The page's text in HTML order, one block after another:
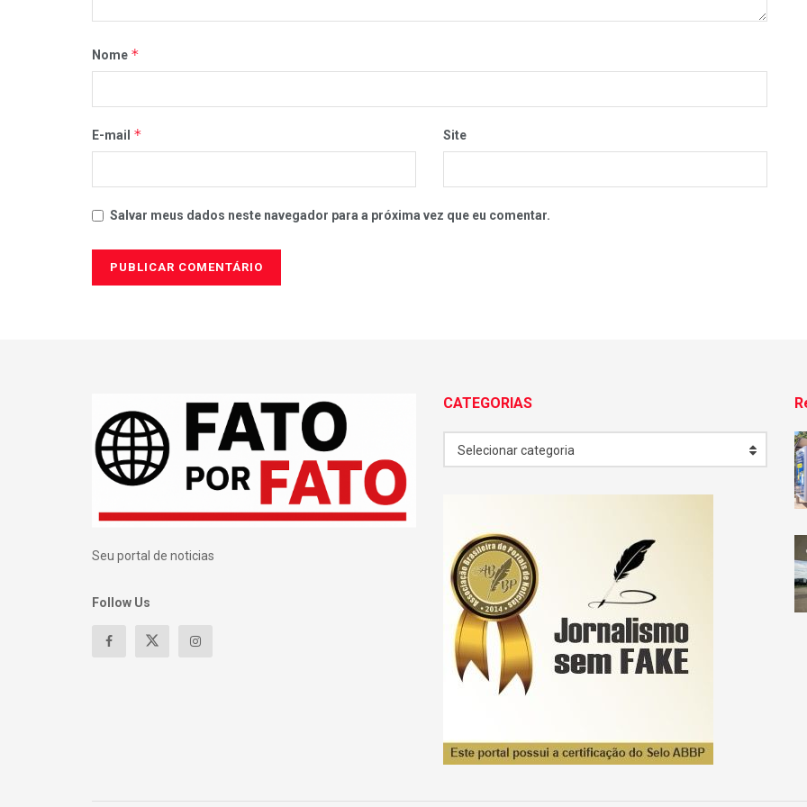
Nome *
E-mail * Site
Salvar meus dados neste navegador para a próxima vez que eu comentar.
Seu portal de noticias
Follow Us
CATEGORIAS
Selecionar categoria